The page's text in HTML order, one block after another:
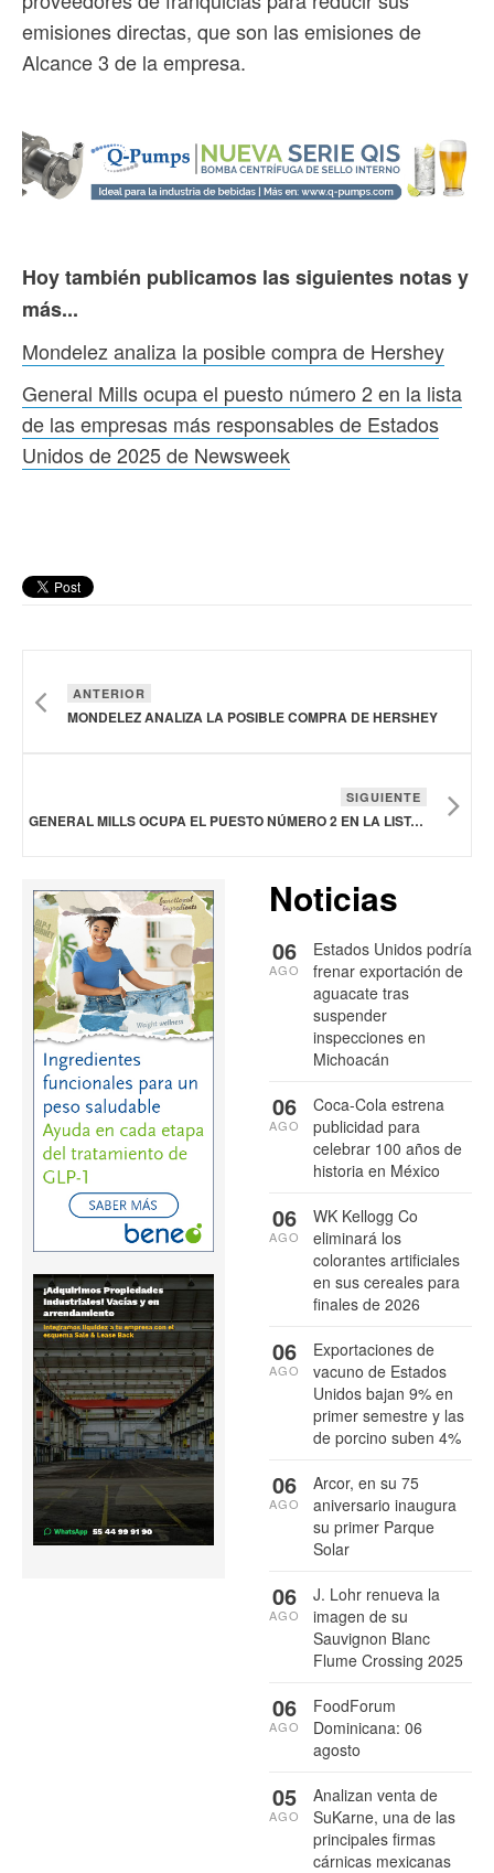
emisiones directas, que son las emisiones de
Alcance 3 de la empresa.
Hoy también publicamos las siguientes notas y
más...
Mondelez analiza la posible compra de Hershey
General Mills ocupa el puesto número 2 en la lista
de las empresas más responsables de Estados
Unidos de 2025 de Newsweek
ANTERIOR
MONDELEZ ANALIZA LA POSIBLE COMPRA DE HERSHEY
SIGUIENTE
GENERAL MILLS OCUPA EL PUESTO NÚMERO 2 EN LA LISTA DE LAS EMPRESAS MÁS RESPONSABLES DE ESTADOS UNIDOS DE 2025 DE NEWSWEEK
Noticias
Estados Unidos podría
frenar exportación de
aguacate tras
suspender
inspecciones en
Michoacán
06
AGO
Coca-Cola estrena
publicidad para
celebrar 100 años de
historia en México
06
AGO
WK Kellogg Co
eliminará los
colorantes artificiales
en sus cereales para
finales de 2026
06
AGO
Exportaciones de
vacuno de Estados
Unidos bajan 9% en
primer semestre y las
de porcino suben 4%
06
AGO
Arcor, en su 75
aniversario inaugura
su primer Parque
Solar
06
AGO
J. Lohr renueva la
imagen de su
Sauvignon Blanc
Flume Crossing 2025
06
AGO
FoodForum
Dominicana: 06
agosto
06
AGO
Analizan venta de
SuKarne, una de las
principales firmas
cárnicas mexicanas
05
AGO